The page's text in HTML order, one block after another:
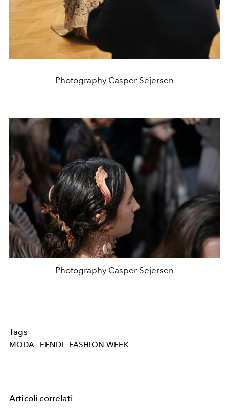
Photography Casper Sejersen
Photography Casper Sejersen
Tags
MODA FENDI FASHION WEEK
Articoli correlati